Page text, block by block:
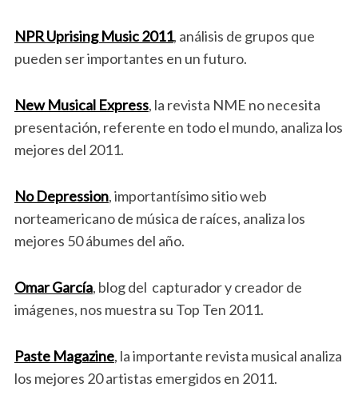
NPR Uprising Music 2011, análisis de grupos que
pueden ser importantes en un futuro.
New Musical Express, la revista NME no necesita
presentación, referente en todo el mundo, analiza los
mejores del 2011.
No Depression, importantísimo sitio web
norteamericano de música de raíces, analiza los
mejores 50 ábumes del año.
Omar García, blog del capturador y creador de
imágenes, nos muestra su Top Ten 2011.
Paste Magazine, la importante revista musical analiza
los mejores 20 artistas emergidos en 2011.